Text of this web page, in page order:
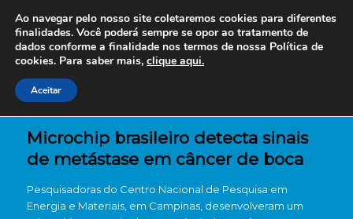
Microchip brasileiro detecta sinais
de metástase em câncer de boca
Pesquisadoras do Centro Nacional de Pesquisa em
Energia e Materiais, em Campinas, desenvolveram um
Ao navegar pelo nosso site coletaremos cookies para diferentes
finalidades. Você poderá sempre se opor ao tratamento de
dados conforme a finalidade nos termos de nossa Política de
cookies. Para saber mais, clique aqui.
Aceitar